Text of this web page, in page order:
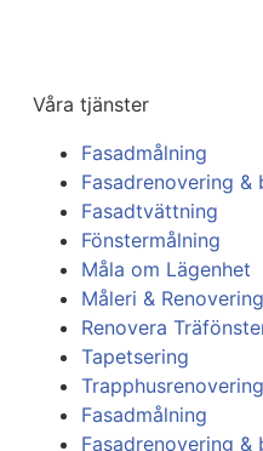
Våra tjänster
Fasadmålning
Fasadrenovering &
Fasadtvättning
Fönstermålning
Måla om Lägenhet
Måleri & Renovering
Renovera
Tapetsering
Fasadmålning
Fasadrenovering &